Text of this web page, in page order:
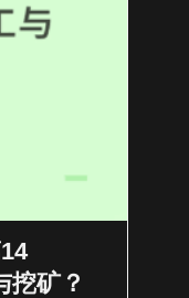
挖矿？